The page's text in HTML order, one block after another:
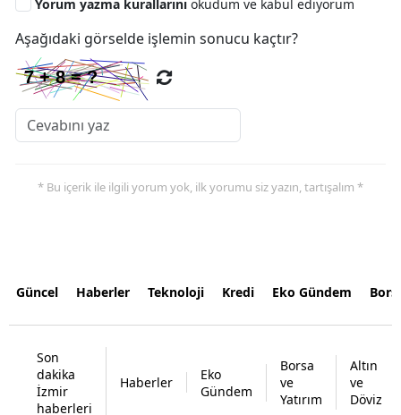
Yorum yazma kurallarını okudum ve kabul ediyorum
Aşağıdaki görselde işlemin sonucu kaçtır?
* Bu içerik ile ilgili yorum yok, ilk yorumu siz yazın, tartışalım *
Güncel Haberler Teknoloji Kredi Eko Gündem
Son
dakika
İzmir
haberleri
Haberler
Eko
Gündem
Borsa
ve
Yatırım
Altın
ve
Döviz